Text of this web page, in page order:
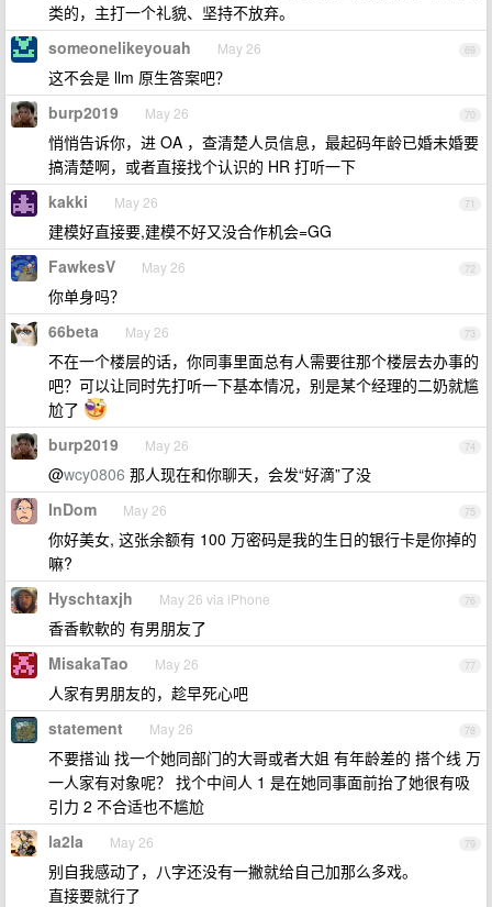
类的，主打一个礼貌、坚持不放弃。
69
someonelikeyouah May 26
这不会是 llm 原生答案吧？
70
burp2019 May 26
悄悄告诉你，进 OA ，查清楚人员信息，最起码年龄已婚未婚要
搞清楚啊，或者直接找个认识的 HR 打听一下
71
kakki May 26
建模好直接要,建模不好又没合作机会=GG
72
FawkesV May 26
你单身吗？
73
66beta May 26
不在一个楼层的话，你同事里面总有人需要往那个楼层去办事的
吧？可以让同时先打听一下基本情况，别是某个经理的二奶就尴
尬了
74
burp2019 May 26
@wcy0806 那人现在和你聊天，会发“好滴”了没
75
InDom May 26
你好美女, 这张余额有 100 万密码是我的生日的银行卡是你掉的
嘛?
76
Hyschtaxjh May 26 via iPhone
香香軟軟的 有男朋友了
77
MisakaTao May 26
人家有男朋友的，趁早死心吧
78
statement May 26
不要搭讪 找一个她同部门的大哥或者大姐 有年龄差的 搭个线 万
一人家有对象呢？ 找个中间人 1 是在她同事面前抬了她很有吸
引力 2 不合适也不尴尬
79
la2la May 26
别自我感动了，八字还没有一撇就给自己加那么多戏。
直接要就行了